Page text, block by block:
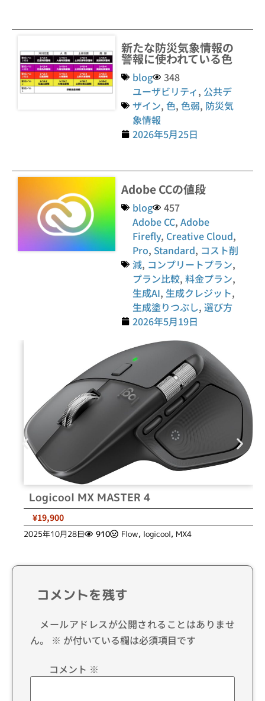
新たな防災気象情報の
警報に使われている色
blog
348
ユーザビリティ, 公共デ
ザイン,色,色弱, 防災気
象情報
2026年5月25日
Adobe CCの値段
blog
457
Adobe CC,Adobe
Firefly, Creative Cloud,
Pro, Standard, コスト削
減, コンプリートプラン,
プラン比較,料金プラン,
生成AI, 生成クレジット,
生成塗りつぶし,選び方
2026年5月19日
Logicool MX MASTER 4
¥19,900
2025年10月28日 910 Flow, logicool, MX4
コメントを残す
メールアドレスが公開されることはありませ
ん。
※ が付いている欄は必須項目です
コメント ※